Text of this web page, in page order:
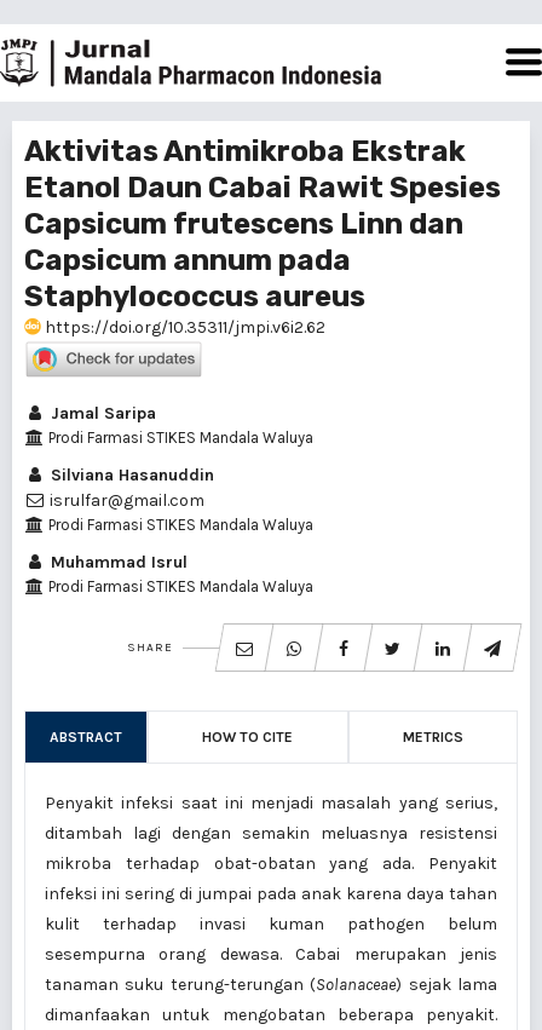
Aktivitas Antimikroba Ekstrak
Etanol Daun Cabai Rawit Spesies
Capsicum frutescens Linn dan
Capsicum annum pada
Staphylococcus aureus
https://doi.org/10.35311/jmpi.v6i2.62
Jamal Saripa
Prodi Farmasi STIKES Mandala Waluya
Silviana Hasanuddin
isrulfar@gmail.com
Prodi Farmasi STIKES Mandala Waluya
Muhammad Isrul
Prodi Farmasi STIKES Mandala Waluya
SHARE
ABSTRACT HOW TO CITE METRICS
Penyakit infeksi saat ini menjadi masalah yang serius,
ditambah lagi dengan semakin meluasnya resistensi
mikroba terhadap obat-obatan yang ada. Penyakit
infeksi ini sering di jumpai pada anak karena daya tahan
kulit terhadap invasi kuman pathogen belum
sesempurna orang dewasa. Cabai merupakan jenis
tanaman suku terung-terungan (Solanaceae) sejak lama
dimanfaakan untuk mengobatan beberapa penyakit.